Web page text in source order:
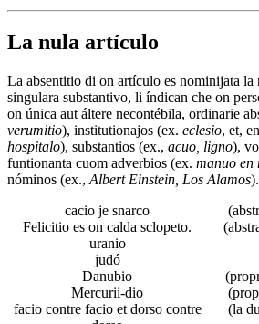
La nula artículo
La absentitio di on artículo es nominijata la
singulara substantivo, li índican che on
on única aut áltere necontébila, ordinarie
verumitio), institutionajos (ex. eclesio, et,
hospitalo), substantios (ex., acuo, ligno),
funtionanta cuom adverbios (ex. manuo en
nóminos (ex., Albert Einstein, Los Alamos).
cacio je snarco
Felicitio es on calda sclopeto.
uranio
judó
Danubio
Mercurii-dio
facio contre facio et dorso contre
(la